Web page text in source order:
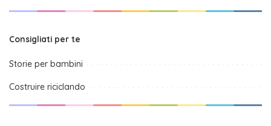
Consigliati per te
Storie per bambini
Costruire riciclando